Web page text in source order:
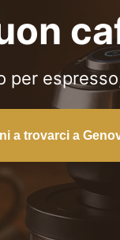
per
a trovarci a